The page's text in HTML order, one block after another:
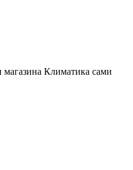
магазина Климатика сами